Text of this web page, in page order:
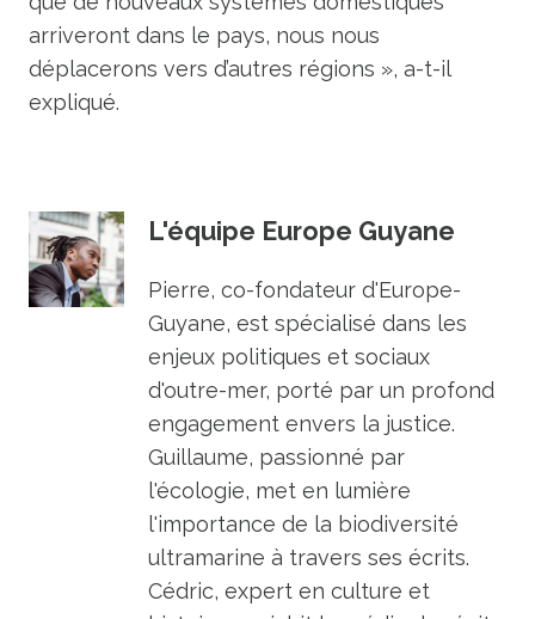
arriveront dans le pays, nous nous
déplacerons vers d’autres régions », a-t-il
expliqué.
L'équipe Europe Guyane
Pierre, co-fondateur d'Europe-
Guyane, est spécialisé dans les
enjeux politiques et sociaux
d'outre-mer, porté par un profond
engagement envers la justice.
Guillaume, passionné par
l'écologie, met en lumière
l'importance de la biodiversité
ultramarine à travers ses écrits.
Cédric, expert en culture et